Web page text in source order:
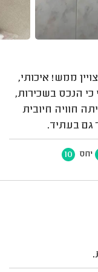
ממש! איכותי,
כי הנכס בשכירות,
חוויה חיובית
גם בעתיד.
יחס 10